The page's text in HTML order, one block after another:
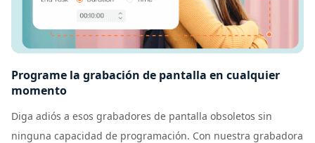
Programe la grabación de pantalla en cualquier
momento
Diga adiós a esos grabadores de pantalla obsoletos sin
ninguna capacidad de programación. Con nuestra grabadora